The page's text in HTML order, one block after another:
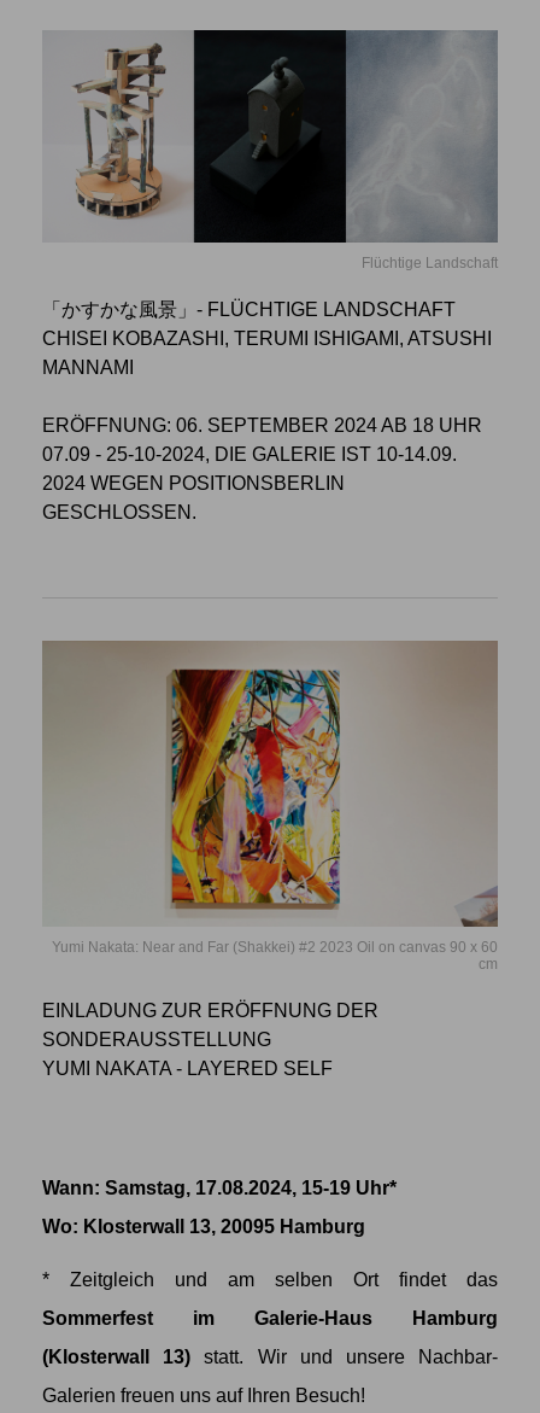
Flüchtige Landschaft
「かすかな風景」- FLÜCHTIGE LANDSCHAFT
CHISEI KOBAZASHI, TERUMI ISHIGAMI, ATSUSHI
MANNAMI
ERÖFFNUNG: 06. SEPTEMBER 2024 AB 18 UHR
07.09 - 25-10-2024, DIE GALERIE IST 10-14.09.
2024 WEGEN POSITIONSBERLIN
GESCHLOSSEN.
Yumi Nakata: Near and Far (Shakkei) #2 2023 Oil on canvas 90 x 60
cm
EINLADUNG ZUR ERÖFFNUNG DER
SONDERAUSSTELLUNG
YUMI NAKATA - LAYERED SELF
Wann: Samstag, 17.08.2024, 15-19 Uhr*
Wo: Klosterwall 13, 20095 Hamburg
* Zeitgleich und am selben Ort findet das
Sommerfest im Galerie-Haus Hamburg
(Klosterwall 13) statt. Wir und unsere Nachbar-
Galerien freuen uns auf Ihren Besuch!